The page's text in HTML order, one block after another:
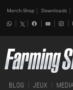
Merch-Shop Downloads
BLOG JEUX MEDIA